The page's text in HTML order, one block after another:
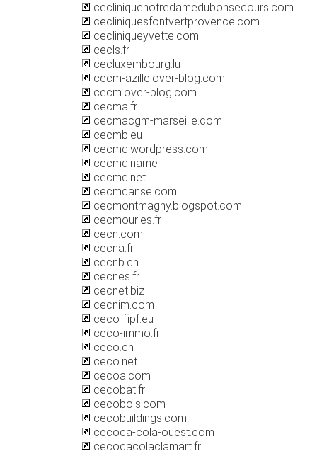
cecliniquenotredamedubonsecours.com
cecliniquesfontvertprovence.com
cecliniqueyvette.com
cecls.fr
cecluxembourg.lu
cecm-azille.over-blog.com
cecm.over-blog.com
cecma.fr
cecmacgm-marseille.com
cecmb.eu
cecmc.wordpress.com
cecmd.name
cecmd.net
cecmdanse.com
cecmontmagny.blogspot.com
cecmouries.fr
cecn.com
cecna.fr
cecnb.ch
cecnes.fr
cecnet.biz
cecnim.com
ceco-fipf.eu
ceco-immo.fr
ceco.ch
ceco.net
cecoa.com
cecobat.fr
cecobois.com
cecobuildings.com
cecoca-cola-ouest.com
cecocacolaclamart.fr